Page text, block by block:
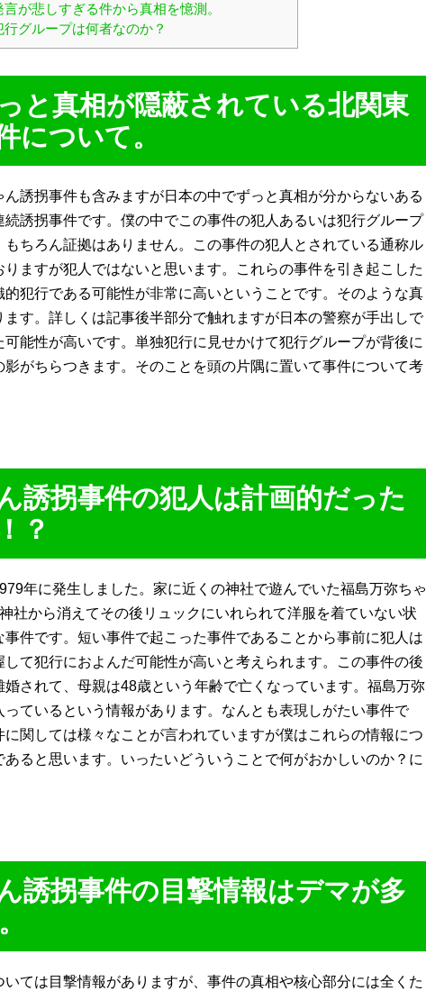
が悲しすぎる件から真相を憶測。
グループは何者なのか？
と真相が隠蔽されている北関東
について。
誘拐事件も含みますが日本の中でずっと真相が分からないある
誘拐事件です。僕の中でこの事件の犯人あるいは犯行グループ
ちろん証拠はありません。この事件の犯人とされている通称ル
ますが犯人ではないと思います。これらの事件を引き起こした
犯行である可能性が非常に高いということです。そのような真
す。詳しくは記事後半部分で触れますが日本の警察が手出しで
能性が高いです。単独犯行に見せかけて犯行グループが背後に
がちらつきます。そのことを頭の片隅に置いて事件について考
誘拐事件の犯人は計画的だった
？
年に発生しました。家に近くの神社で遊んでいた福島万弥ちゃ
社から消えてその後リュックにいれられて洋服を着ていない状
件です。短い事件で起こった事件であることから事前に犯人は
て犯行におよんだ可能性が高いと考えられます。この事件の後
されて、母親は48歳という年齢で亡くなっています。福島万弥
ているという情報があります。なんとも表現しがたい事件で
関しては様々なことが言われていますが僕はこれらの情報につ
ると思います。いったいどういうことで何がおかしいのか？に
誘拐事件の目撃情報はデマが多
ては目撃情報がありますが、事件の真相や核心部分には全くた